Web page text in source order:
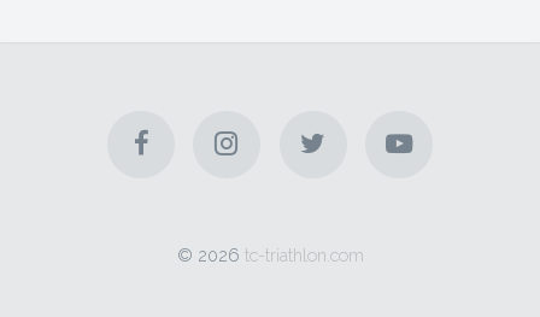
© 2026 tc-triathlon.com